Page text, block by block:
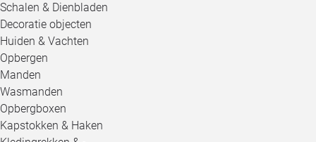
Schalen & Dienbladen
Decoratie objecten
Huiden & Vachten
Opbergen
Manden
Wasmanden
Opbergboxen
Kapstokken & Haken